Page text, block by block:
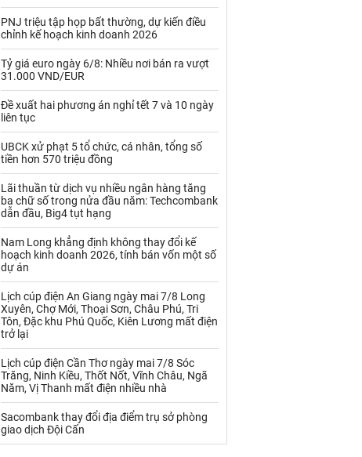
Kim loại khác Mắc ca
Muối Ngũ cốc
Nhựa - Hạt nhựa
Palladium Phân bón
Rau - Củ -Quả
Sữa
Than Thức ăn chăn nuôi
Thủy hải sản khác Tôm
VLXD khác Xăng dầu
Xi măng - Clynker
PNJ triệu tập họp bất thường, dự kiến điều
chỉnh kế hoạch kinh doanh 2026
Tỷ giá euro ngày 6/8: Nhiều nơi bán ra vượt
31.000 VND/EUR
Đề xuất hai phương án nghỉ tết 7 và 10 ngày
liên tục
UBCK xử phạt 5 tổ chức, cá nhân, tổng số
tiền hơn 570 triệu đồng
Lãi thuần từ dịch vụ nhiều ngân hàng tăng
ba chữ số trong nửa đầu năm: Techcombank
dẫn đầu, Big4 tụt hạng
Nam Long khẳng định không thay đổi kế
hoạch kinh doanh 2026, tính bán vốn một số
dự án
Lịch cúp điện An Giang ngày mai 7/8 Long
Xuyên, Chợ Mới, Thoại Sơn, Châu Phú, Tri
Tôn, Đặc khu Phú Quốc, Kiên Lương mất điện
trở lại
Lịch cúp điện Cần Thơ ngày mai 7/8 Sóc
Trăng, Ninh Kiều, Thốt Nốt, Vĩnh Châu, Ngã
Năm, Vị Thanh mất điện nhiều nhà
Sacombank thay đổi địa điểm trụ sở phòng
giao dịch Đội Cấn